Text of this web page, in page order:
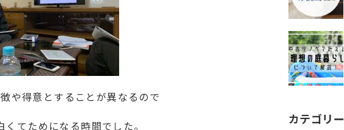
や得意とすることが異なるので
てためになる時間でした。
カテゴリー